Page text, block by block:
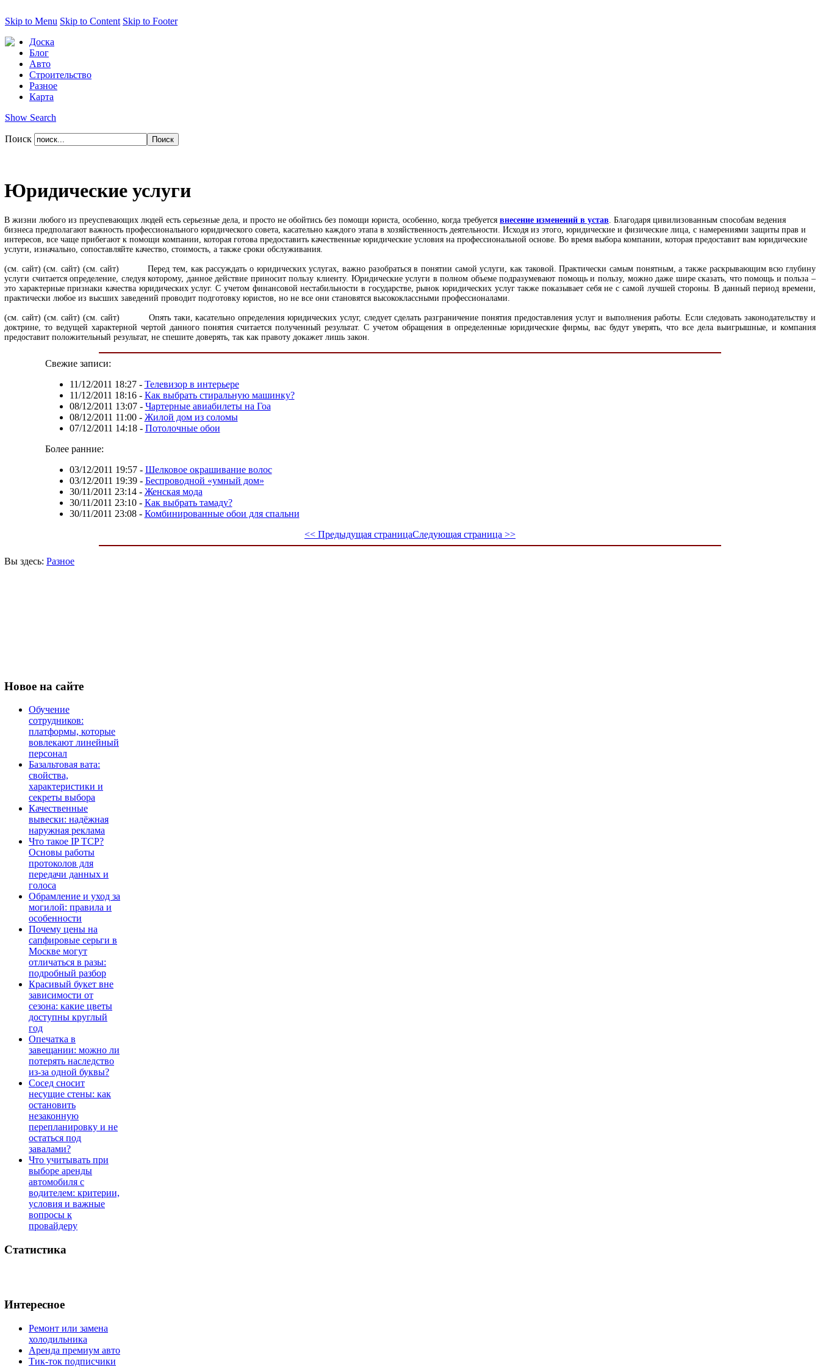
Skip to Menu Skip to Content Skip to Footer
Доска
Блог
Авто
Строительство
Разное
Карта
Show Search
Поиск
Юридические услуги
В жизни любого из преуспевающих людей есть серьезные дела, и просто не обойтись без помощи юриста, особенно, когда требуется внесение изменений в устав . Благодаря цивилизованным способам ведения
бизнеса предполагают важность профессионального юридического совета, касательно каждого этапа в хозяйственность деятельности. Исходя из этого, юридические и физические лица, с намерениями защиты прав и
интересов, все чаще прибегают к помощи компании, которая готова предоставить качественные юридические условия на профессиональной основе. Во время выбора компании, которая предоставит вам юридические
услуги, изначально, сопоставляйте качество, стоимость, а также сроки обслуживания.
(см. сайт) (см. сайт) (см. сайт) Перед тем, как рассуждать о юридических услугах, важно разобраться в понятии самой услуги, как таковой. Практически самым понятным, а также раскрывающим всю глубину
услуги считается определение, следуя которому, данное действие приносит пользу клиенту. Юридические услуги в полном объеме подразумевают помощь и пользу, можно даже шире сказать, что помощь и польза –
это характерные признаки качества юридических услуг. С учетом финансовой нестабильности в государстве, рынок юридических услуг также показывает себя не с самой лучшей стороны. В данный период времени,
практически любое из высших заведений проводит подготовку юристов, но не все они становятся высококлассными профессионалами.
(см. сайт) (см. сайт) (см. сайт) Опять таки, касательно определения юридических услуг, следует сделать разграничение понятия предоставления услуг и выполнения работы. Если следовать законодательству и
доктрине, то ведущей характерной чертой данного понятия считается полученный результат. С учетом обращения в определенные юридические фирмы, вас будут уверять, что все дела выигрышные, и компания
предоставит положительный результат, не спешите доверять, так как правоту докажет лишь закон.
Свежие записи:
11/12/2011 18:27- Телевизор в интерьере
11/12/2011 18:16- Как выбрать стиральную машинку?
08/12/2011 13:07- Чартерные авиабилеты на Гоа
08/12/2011 11:00- Жилой дом из соломы
07/12/2011 14:18- Потолочные обои
Более ранние:
03/12/2011 19:57- Шелковое окрашивание волос
03/12/2011 19:39- Беспроводной «умный дом»
30/11/2011 23:14- Женская мода
30/11/2011 23:10- Как выбрать тамаду?
30/11/2011 23:08- Комбинированные обои для спальни
<< Предыдущая страницаСледующая страница >>
Вы здесь: Разное
Новое на сайте
Обучение
сотрудников:
платформы, которые
вовлекают линейный
персонал
Базальтовая вата:
свойства,
характеристики и
секреты выбора
Качественные
вывески: надёжная
наружная реклама
Что такое IP TCP?
Основы работы
протоколов для
передачи данных и
голоса
Обрамление и уход за
могилой: правила и
особенности
Почему цены на
сапфировые серьги в
Москве могут
отличаться в разы:
подробный разбор
Красивый букет вне
зависимости от
сезона: какие цветы
доступны круглый
год
Опечатка в
завещании: можно ли
потерять наследство
из-за одной буквы?
Сосед сносит
несущие стены: как
остановить
незаконную
перепланировку и не
остаться под
завалами?
Что учитывать при
выборе аренды
автомобиля с
водителем: критерии,
условия и важные
вопросы к
провайдеру
Статистика
Интересное
Ремонт или замена
холодильника
Аренда премиум авто
Тик-ток подписчики